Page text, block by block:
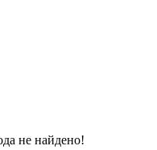
не найдено!